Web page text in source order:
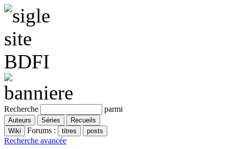
Recherche parmi
Forums :
Recherche avancée